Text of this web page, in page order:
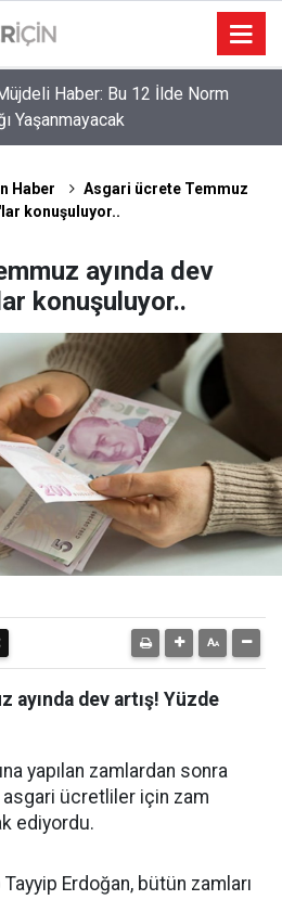
Haber: Bu 12 İlde Norm
Yaşanmayacak
Haber
Asgari ücrete Temmuz
konuşuluyor..
ayında dev
konuşuluyor..
ayında dev artış! Yüzde
yapılan zamlardan sonra
ücretliler için zam
ediyordu.
Erdoğan, bütün zamları